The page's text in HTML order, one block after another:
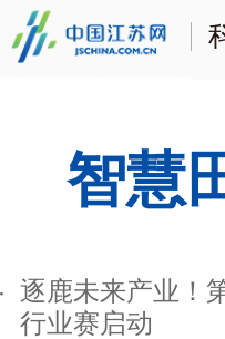
智慧
逐鹿未来产业！
行业赛启动